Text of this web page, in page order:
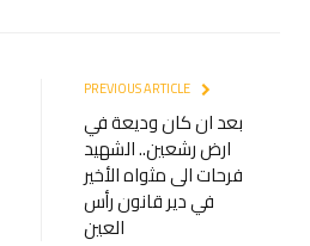
بعد ان كان وديعة في
ارض رشعين.. الشهيد
فرحات الى مثواه الأخير
في دير قانون رأس
العين